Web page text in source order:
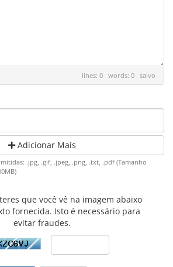
lines: 0 words: 0 salvo
Adicionar Mais
.jpg, .gif, .jpeg, .png, .txt, .pdf (Tamanho
que você vê na imagem abaixo
fornecida. Isto é necessário para
evitar fraudes.